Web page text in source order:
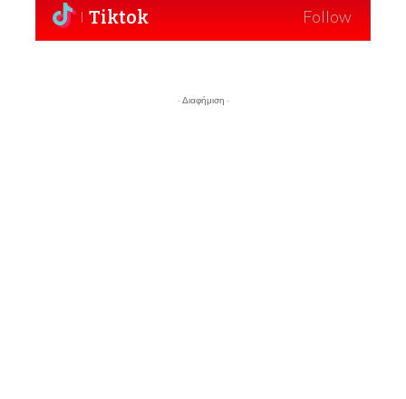
Tiktok Follow
- Διαφήμιση -